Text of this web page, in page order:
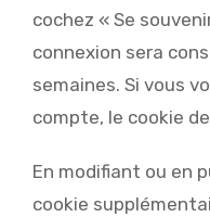
cochez « Se
connexion sera
semaines. Si vous
compte, le cookie
En modifiant ou en
cookie